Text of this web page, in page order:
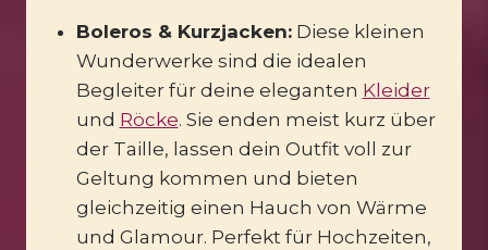
Boleros & Kurzjacken:Diese kleinen
Wunderwerke sind die idealen
Begleiter für deine eleganten Kleider
und Röcke. Sie enden meist kurz über
der Taille, lassen dein Outfit voll zur
Geltung kommen und bieten
gleichzeitig einen Hauch von Wärme
und Glamour. Perfekt für Hochzeiten,